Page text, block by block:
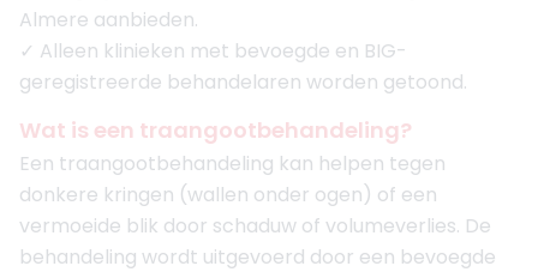
Almere aanbieden.
✓ Alleen klinieken met bevoegde en BIG-
geregistreerde behandelaren worden getoond.
Wat is een traangootbehandeling?
Een traangootbehandeling kan helpen tegen
donkere kringen (wallen onder ogen) of een
vermoeide blik door schaduw of volumeverlies. De
behandeling wordt uitgevoerd door een bevoegde